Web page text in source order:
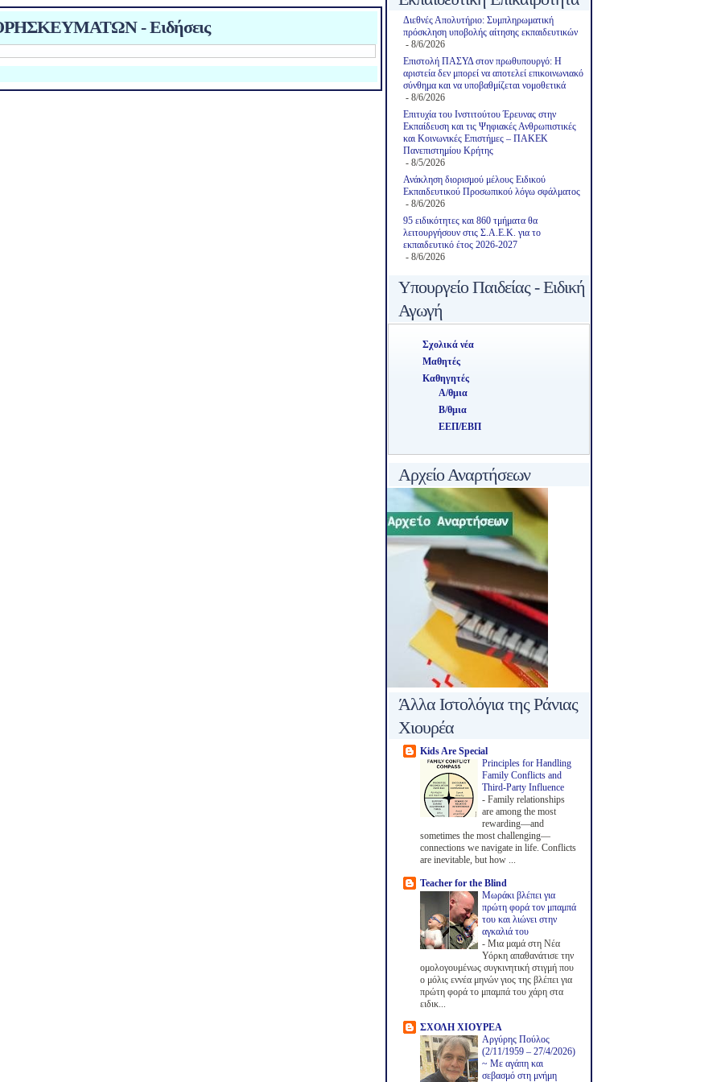
- Ειδήσεις
Διεθνές Απολυτήριο: Συμπληρωματική
πρόσκληση υποβολής αίτησης εκπαιδευτικών
- 8/6/2026
Επιστολή ΠΑΣΥΔ στον πρωθυπουργό: Η
αριστεία δεν μπορεί να αποτελεί επικοινωνιακό
σύνθημα και να υποβαθμίζεται νομοθετικά
- 8/6/2026
Επιτυχία του Ινστιτούτου Έρευνας στην
Εκπαίδευση και τις Ψηφιακές Ανθρωπιστικές
και Κοινωνικές Επιστήμες – ΠΑΚΕΚ
Πανεπιστημίου Κρήτης
- 8/5/2026
Ανάκληση διορισμού μέλους Ειδικού
Εκπαιδευτικού Προσωπικού λόγω σφάλματος
- 8/6/2026
95 ειδικότητες και 860 τμήματα θα
λειτουργήσουν στις Σ.Α.Ε.Κ. για το
εκπαιδευτικό έτος 2026-2027
- 8/6/2026
Υπουργείο Παιδείας - Ειδική
Αγωγή
Σχολικά νέα
Μαθητές
Καθηγητές
Α/θμια
Β/θμια
ΕΕΠ/ΕΒΠ
Αρχείο Αναρτήσεων
Άλλα Ιστολόγια της Ράνιας
Χιουρέα
Kids Are Special
Principles for Handling
Family Conflicts and
Third-Party Influence
- Family relationships
are among the most
rewarding—and
sometimes the most challenging—
connections we navigate in life. Conflicts
are inevitable, but how ...
Teacher for the Blind
Μωράκι βλέπει για
πρώτη φορά τον μπαμπά
του και λιώνει στην
αγκαλιά του
- Μια μαμά στη Νέα
Υόρκη απαθανάτισε την
ομολογουμένως συγκινητική στιγμή που
ο μόλις εννέα μηνών γιος της βλέπει για
πρώτη φορά το μπαμπά του χάρη στα
ειδικ...
ΣΧΟΛΗ ΧΙΟΥΡΕΑ
Αργύρης Πούλος
(2/11/1959 – 27/4/2026)
~ Με αγάπη και
σεβασμό στη μνήμη